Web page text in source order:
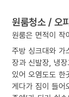
원룸청소 / 오
원룸은 면적이 작
주방 싱크대와 가
장과 신발장, 냉
있어 오염도도 한
게다가 짐이 들어